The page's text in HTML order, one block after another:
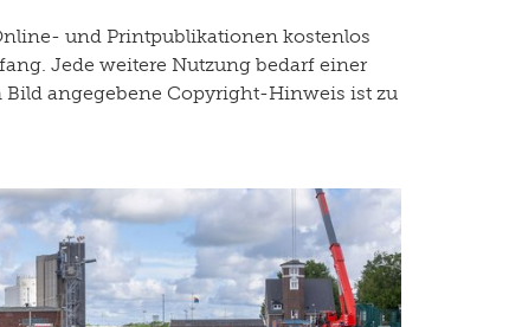
und Printpublikationen kostenlos
Jede weitere Nutzung bedarf einer
angegebene Copyright-Hinweis ist zu